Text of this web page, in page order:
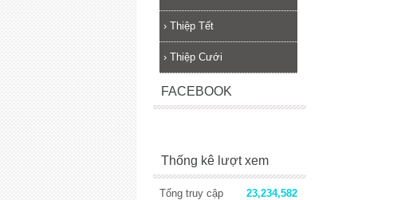
› Thiệp Tết
› Thiệp Cưới
FACEBOOK
Thống kê lượt xem
Tổng truy cập
23,234,582